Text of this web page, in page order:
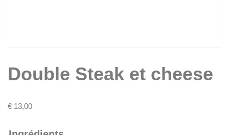
Double Steak et cheese
€ 13,00